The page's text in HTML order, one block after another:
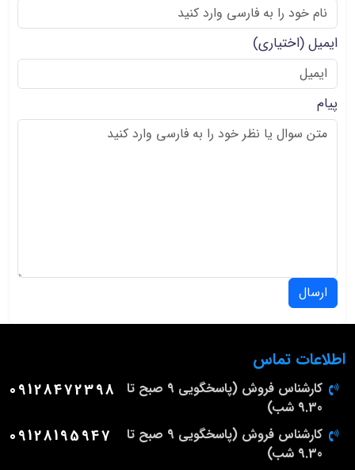
ایمیل(اختیاری)
پیام
ارسال
اطلاعات تماس
کارشناس فروش (پاسخگویی 9 صبح تا
9.30 شب)
09128472398
کارشناس فروش (پاسخگویی 9 صبح تا
9.30 شب)
09128195947